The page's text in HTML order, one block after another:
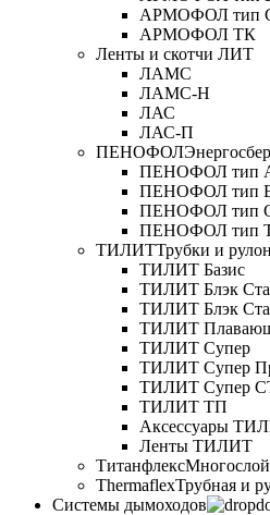
АРМОФОЛ тип
АРМОФОЛ ТК
Ленты и скотчи ЛИТ
ЛАМС
ЛАМС-Н
ЛАС
ЛАС-П
ПЕНОФОЛ
ПЕНОФОЛ тип
ПЕНОФОЛ тип
ПЕНОФОЛ тип
ПЕНОФОЛ тип
ТИЛИТТрубки и
ТИЛИТ Базис
ТИЛИТ Блэк
ТИЛИТ Блэк
ТИЛИТ
ТИЛИТ Супер
ТИЛИТ Супер
ТИЛИТ Супер
ТИЛИТ ТП
Аксессуары
Ленты ТИЛИТ
Титанфлекс
ThermaflexТрубная и
Cистемы дымоходов